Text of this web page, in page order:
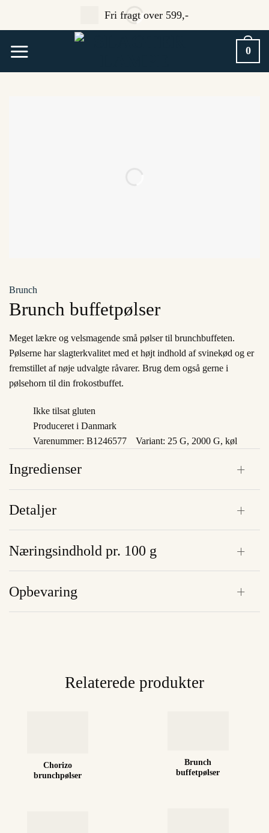
Fri fragt over 599,-
0
Brunch
Brunch buffetpølser
Meget lækre og velsmagende små pølser til brunchbuffeten.
Pølserne har slagterkvalitet med et højt indhold af svinekød og er
fremstillet af nøje udvalgte råvarer. Brug dem også gerne i
pølsehorn til din frokostbuffet.
Ikke tilsat gluten
Produceret i Danmark
Varenummer: B1246577
Variant: 25 G, 2000 G, køl
Ingredienser
Detaljer
Næringsindhold pr. 100 g
Opbevaring
Relaterede produkter
Chorizo
brunchpølser
Brunch
buffetpølser